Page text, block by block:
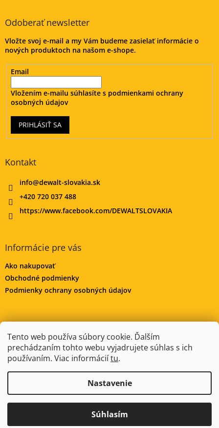
Tento web používa súbory cookie. Ďalším
prechádzaním tohto webu vyjadrujete súhlas s ich
používaním. Viac informáciítu.
Nastavenie
Súhlasím
Odoberať newsletter
Vložte svoj e-mail a my Vám budeme zasielať informácie o
nových produktoch na našom e-shope.
Email
Vložením e-mailu súhlasíte s podmienkami ochrany
osobných údajov
PRIHLÁSIŤ SA
Kontakt
info@dewalt-slovakia.sk
+420 720 037 488
https://www.facebook.com/DEWALTSLOVAKIA
Informácie pre vás
Ako nakupovať
Obchodné podmienky
Podmienky ochrany osobných údajov
Upraviť nastavenie cookies